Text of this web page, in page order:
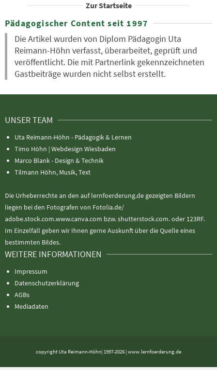
Zur Startseite
Pädagogischer Content seit 1997
Die Artikel wurden von Diplom Pädagogin Uta
Reimann-Höhn verfasst, überarbeitet, geprüft und
veröffentlicht. Die mit Partnerlink gekennzeichneten
Gastbeiträge wurden nicht selbst erstellt.
UNSER TEAM
Uta Reimann-Höhn - Pädagogik & Lernen
Timo Höhn | Webdesign Wiesbaden
Marco Blank - Design & Technik
Tilmann Höhn, Musik, Text
Die Urheberrechte an den auf lernfoerderung.de gezeigten Bildern
liegen bei den Fotografen von Fotolia.de/
adobe.stock.com.www.canva.com bzw. shutterstock.com. oder 123RF.
Im Einzelfall geben wir Ihnen gerne Auskunft über die Quelle eines
bestimmten Bildes.
WEITERE INFORMATIONEN
Impressum
Datenschutzerklärung
AGBs
Mediadaten
copyright Uta Reimann-Höhn| 1997-2026 | www.lernfoerderung.de